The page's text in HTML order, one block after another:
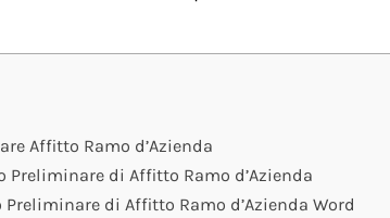
Affitto Ramo d’Azienda
Preliminare di Affitto Ramo d’Azienda
di Affitto Ramo d’Azienda Word